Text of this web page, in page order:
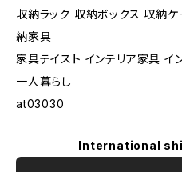
収納ラック 収納ボックス 収納
納家具
家具テイスト インテリア家具
一人暮らし
at03030
International